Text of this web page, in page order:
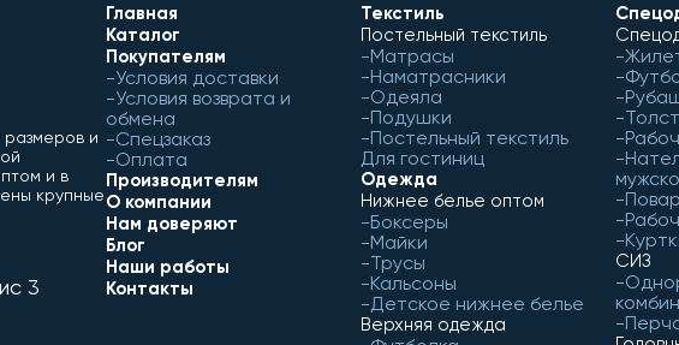
и
и в
крупные
3
Главная
Каталог
Покупателям
Условия доставки
Условия возврата и
обмена
Спецзаказ
Оплата
Производителям
О компании
Нам доверяют
Блог
Наши работы
Контакты
Текстиль
Постельный текстиль
Матрасы
Наматрасники
Одеяла
Подушки
Постельный текстиль
Для гостиниц
Одежда
Нижнее белье оптом
Боксеры
Майки
Трусы
Кальсоны
Детское нижнее белье
Верхняя одежда
СИЗ